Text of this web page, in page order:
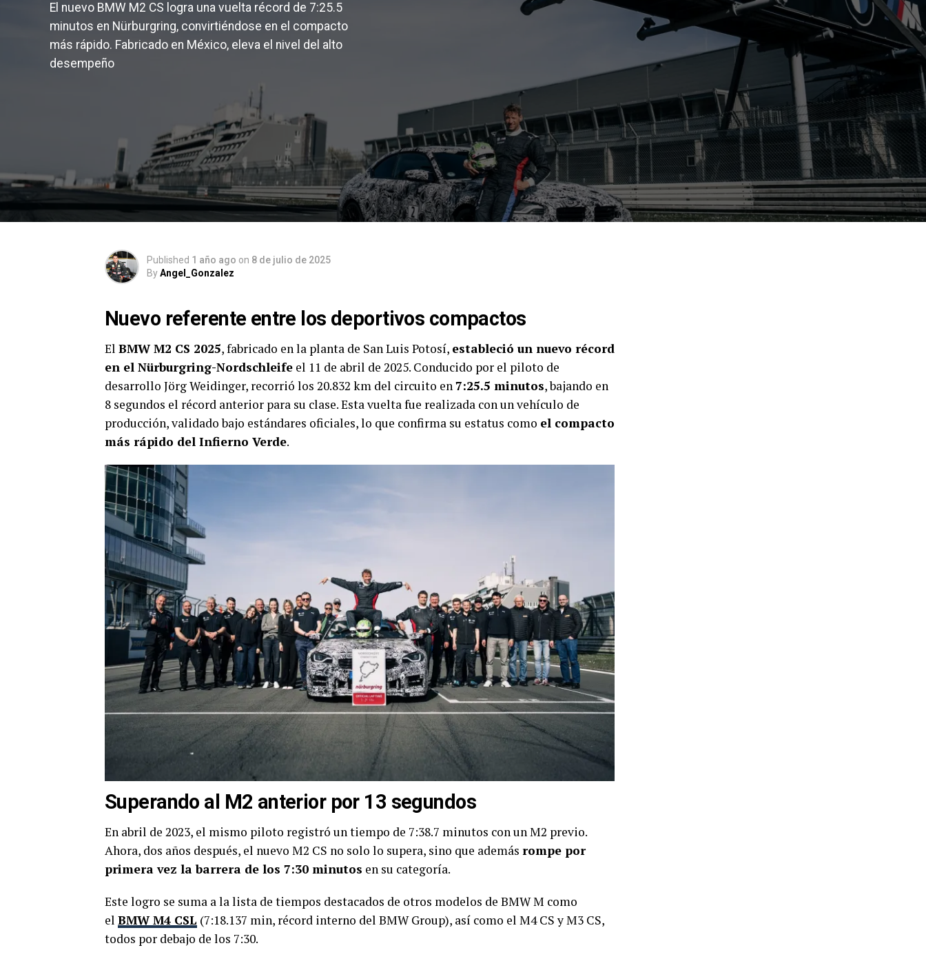
El nuevo BMW M2 CS logra una vuelta récord de 7:25.5
minutos en Nürburgring, convirtiéndose en el compacto
más rápido. Fabricado en México, eleva el nivel del alto
desempeño
Published 1 año ago on 8 de julio de 2025
ByAngel_Gonzalez
Nuevo referente entre los deportivos compactos
El BMW M2 CS 2025, fabricado en la planta de San Luis Potosí, estableció un nuevo récord
en el Nürburgring-Nordschleife el 11 de abril de 2025. Conducido por el piloto de
desarrollo Jörg Weidinger, recorrió los 20.832 km del circuito en7:25.5 minutos, bajando en
8 segundos el récord anterior para su clase. Esta vuelta fue realizada con un vehículo de
producción, validado bajo estándares oficiales, lo que confirma su estatus como el compacto
más rápido del Infierno Verde.
Superando al M2 anterior por 13 segundos
En abril de 2023, el mismo piloto registró un tiempo de 7:38.7 minutos con un M2 previo.
Ahora, dos años después, el nuevo M2 CS no solo lo supera, sino que además rompe por
primera vez la barrera de los 7:30 minutos en su categoría.
Este logro se suma a la lista de tiempos destacados de otros modelos de BMW M como
el BMW M4 CSL (7:18.137 min, récord interno del BMW Group), así como el M4 CS y M3 CS,
todos por debajo de los 7:30.